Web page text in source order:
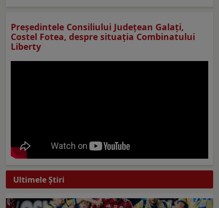
Preşedintele Consiliului Judeţean Galaţi,
Costel Fotea, despre situaţia Combinatului
Liberty
Ultimele Ştiri